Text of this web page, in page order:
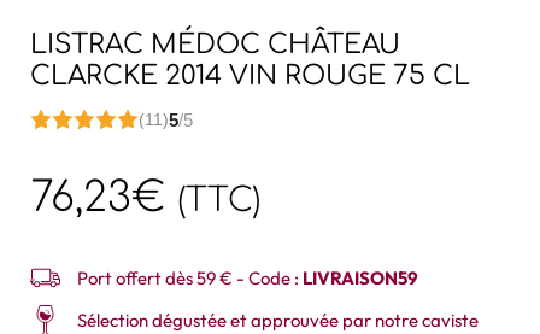
LISTRAC MÉDOC CHÂTEAU
CLARCKE 2014 VIN ROUGE 75 CL
(11)5/5
76,23€ (TTC)
Port offert dès 59 € - Code : LIVRAISON59
Sélection dégustée et approuvée par notre caviste